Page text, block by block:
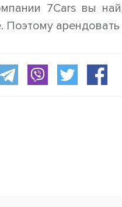
7Cars вы
Поэтому